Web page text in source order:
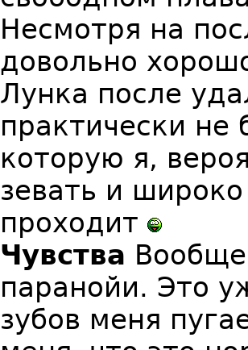
Несмотря на
довольно
Лунка после
практически не
которую я,
зевать и
проходит
Чувства
паранойи. Это
зубов меня